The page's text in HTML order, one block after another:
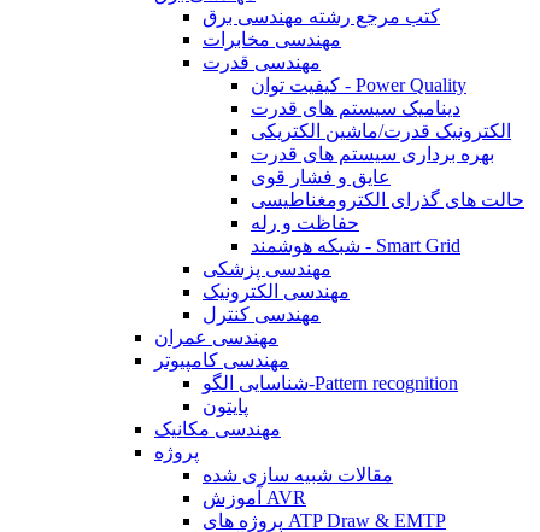
کتب مرجع رشته مهندسی برق
مهندسی مخابرات
مهندسی قدرت
کیفیت توان - Power Quality
دینامیک سیستم های قدرت
الکترونیک قدرت/ماشین الکتریکی
بهره برداری سیستم های قدرت
عایق و فشار قوی
حالت های گذرای الکترومغناطیسی
حفاظت و رله
شبکه هوشمند - Smart Grid
مهندسی پزشکی
مهندسی الکترونیک
مهندسی کنترل
مهندسی عمران
مهندسی کامپیوتر
شناسایی الگو-Pattern recognition
پایتون
مهندسی مکانیک
پروژه
مقالات شبیه سازی شده
آموزش AVR
پروژه های ATP Draw & EMTP